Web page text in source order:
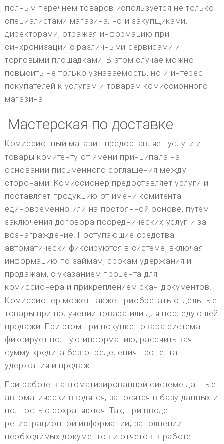
полным перечнем товаров используется не только
специалистами магазина, но и закупщиками,
директорами, отражая информацию при
синхронизации с различными сервисами и
торговыми площадками. В этом случае можно
повысить не только узнаваемость, но и интерес
покупателей к услугам и товарам комиссионного
магазина.
Мастерская по доставке
Комиссионный магазин предоставляет услуги и
товары комитенту от имени принципала на
основании письменного соглашения между
сторонами. Комиссионер предоставляет услуги и
поставляет продукцию от имени комитента
единовременно или на постоянной основе, путем
заключения договора посреднических услуг и за
вознаграждение. Поступающие средства
автоматически фиксируются в системе, включая
информацию по займам, срокам удержания и
продажам, с указанием процента для
комиссионера и прикреплением скан-документов.
Комиссионер может также приобретать отдельные
товары при получении товара или для последующей
продажи. При этом при покупке товара система
фиксирует полную информацию, рассчитывая
сумму кредита без определения процента
удержания и продаж.
При работе в автоматизированной системе данные
автоматически вводятся, заносятся в базу данных и
полностью сохраняются. Так, при вводе
регистрационной информации, заполнении
необходимых документов и отчетов в работе